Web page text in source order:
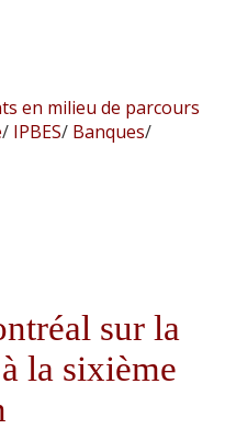
en milieu de parcours
/ IPBES/ Banques/
sur la
la sixième